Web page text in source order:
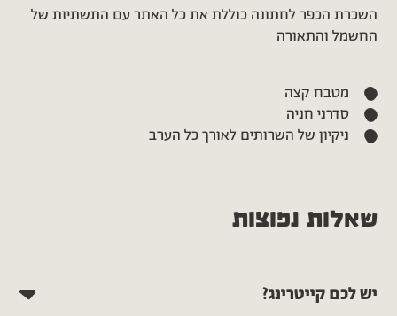
השכרת הכפר לחתונה כוללת את כל האתר עם התשתיות של
החשמל והתאורה
מטבח קצה
סדרני חניה
ניקיון של השרותים לאורך כל הערב
שאלות נפוצות
יש לכם קייטרינג?